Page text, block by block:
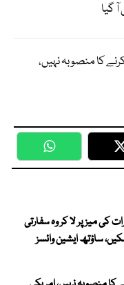
گیا
کرنے کا منصوبہ نہیں،
WhatsApp
کی میز پر لا کر وہ سفارتی
ساؤتھ ایشین وائسز